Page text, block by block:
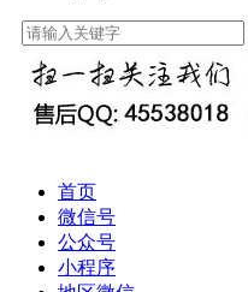
首页
微信号
公众号
小程序